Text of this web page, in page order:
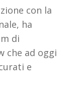
con la
ha
di
che ad oggi
e